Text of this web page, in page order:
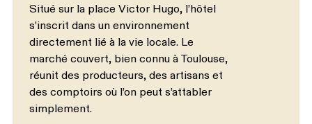
Situé sur la place Victor Hugo, l’hôtel
s’inscrit dans un environnement
directement lié à la vie locale. Le
marché couvert, bien connu à Toulouse,
réunit des producteurs, des artisans et
des comptoirs où l’on peut s’attabler
simplement.